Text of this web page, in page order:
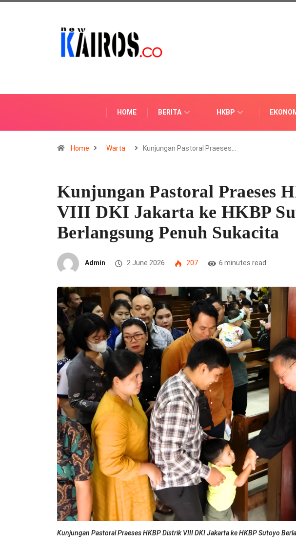
HOME BERITA HKBP
Home Warta Kunjungan Pastoral Praeses…
Kunjungan Pastoral Praeses
VIII DKI Jakarta ke HKBP
Berlangsung Penuh Sukacita
Admin 2 June 2026 207 6 minutes read
Kunjungan Pastoral Praeses HKBP Distrik VIII DKI Jakarta ke HKBP Sutoyo